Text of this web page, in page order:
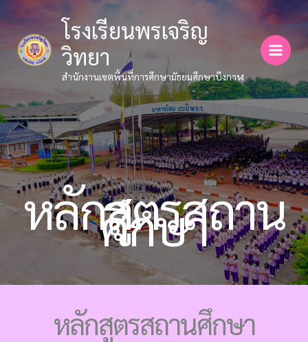
to
content
โรงเรียนพรเจริญ
วิทยา
สำนักงานเขตพื้นที่การศึกษามัธยมศึกษาบึงกาฬ
หลักสูตรสถาน
ศึกษา
หลักสูตรสถานศึกษา